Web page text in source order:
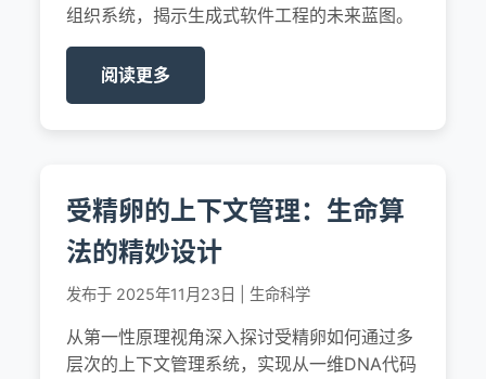
组织系统，揭示生成式软件工程的未来蓝图。
阅读更多
受精卵的上下文管理：生命算
法的精妙设计
发布于 2025年11月23日 | 生命科学
从第一性原理视角深入探讨受精卵如何通过多
层次的上下文管理系统，实现从一维DNA代码